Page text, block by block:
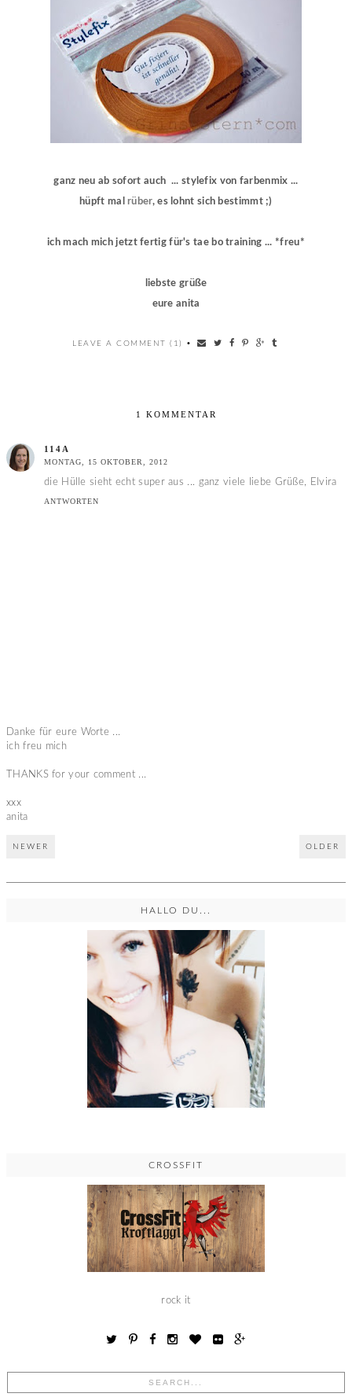
ganz neu ab sofort auch ... stylefix von farbenmix ...
hüpft malrüber, es lohnt sich bestimmt ;)
ich mach mich jetzt fertig für's tae bo training ... *freu*
liebste grüße
eure anita
LEAVE A COMMENT (1) •
1 KOMMENTAR
114A
MONTAG, 15 OKTOBER, 2012
die Hülle sieht echt super aus ... ganz viele liebe Grüße, Elvira
ANTWORTEN
Danke für eure Worte ...
ich freu mich
THANKS for your comment ...
xxx
anita
NEWER OLDER
HALLO DU...
CROSSFIT
rock it